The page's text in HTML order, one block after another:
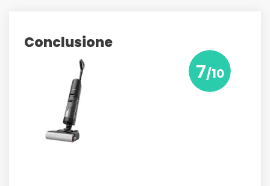
Conclusione
7/10